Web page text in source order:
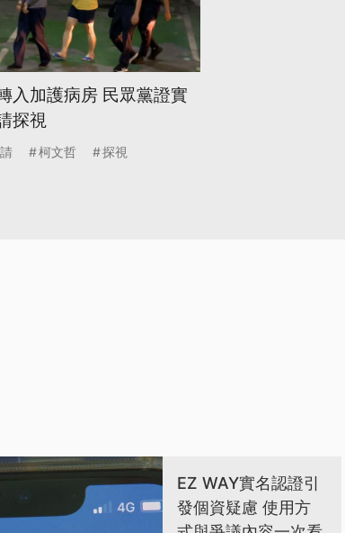
入加護病房 民眾黨證實
探視
柯文哲 探視
EZ WAY實名認證引
發個資疑慮 使用方